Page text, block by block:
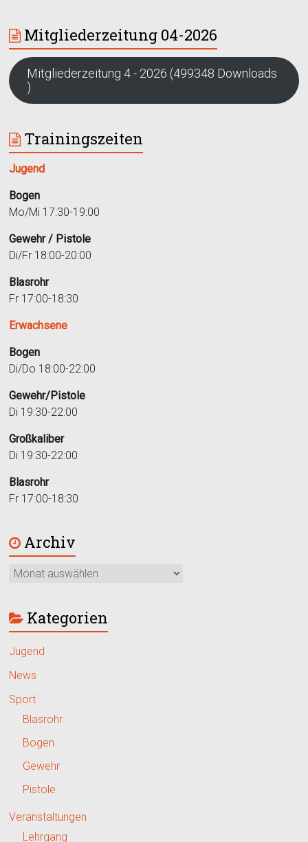
Mitgliederzeitung 04-2026
Mitgliederzeitung 4 - 2026 (499348 Downloads
)
Trainingszeiten
Jugend
Bogen
Mo/Mi 17:30-19:00
Gewehr / Pistole
Di/Fr 18:00-20:00
Blasrohr
Fr 17:00-18:30
Erwachsene
Bogen
Di/Do 18:00-22:00
Gewehr/Pistole
Di 19:30-22:00
Großkaliber
Di 19:30-22:00
Blasrohr
Fr 17:00-18:30
Archiv
Kategorien
Jugend
News
Sport
Blasrohr
Bogen
Gewehr
Pistole
Veranstaltungen
Lehrgang